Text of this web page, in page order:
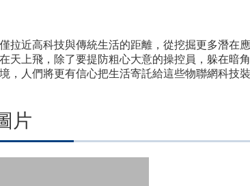
拉近高科技與傳統生活的距離，從挖掘更多潛在
天上飛，除了要提防粗心大意的操控員，躲在暗
，人們將更有信心把生活寄託給這些物聯網科技裝
片